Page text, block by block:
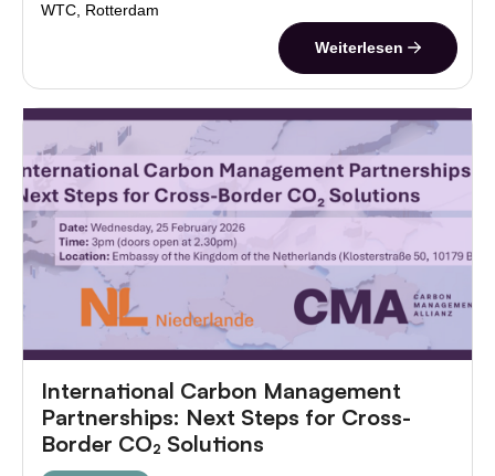
WTC, Rotterdam
Weiterlesen
International Carbon Management
Partnerships: Next Steps for Cross-
Border CO₂ Solutions